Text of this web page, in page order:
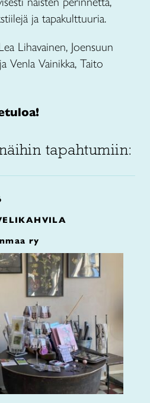
ja tapakulttuuria.
Lihavainen, Joensuun
Venla Vainikka, Taito
tapahtumiin:
ry